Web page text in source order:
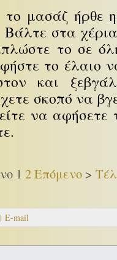
το μασάζ ήρθε
στα
το σε
το έλαιο
και
σκοπό να
να αφήσετε
1 2Επόμενο >
E-mail